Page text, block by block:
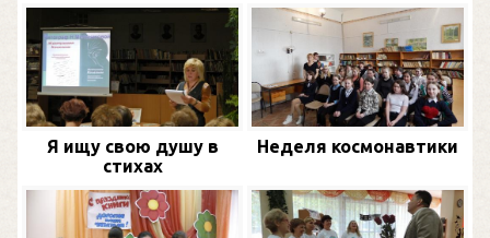
Я ищу свою душу в
стихах
Неделя космонавтики